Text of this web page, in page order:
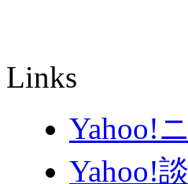
Links
Yahoo!
Yahoo!